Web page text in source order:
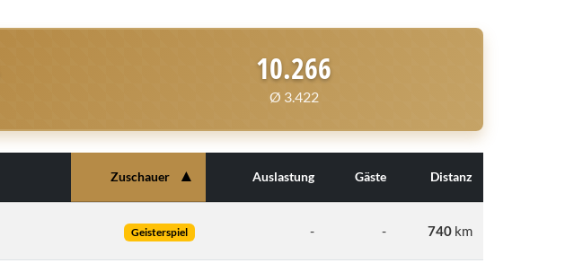
10.266
Ø 3.422
Zuschauer ▲ Auslastung Gäste Distanz
Geisterspiel - - 740 km